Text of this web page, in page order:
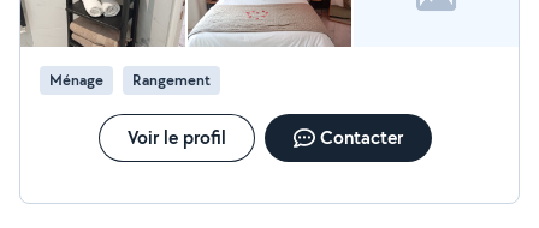
Ménage Rangement
Voir le profil Contacter